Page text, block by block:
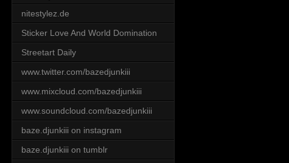
nitestylez.de
Sticker Love And World Domination
Streetart Daily
www.twitter.com/bazedjunkiii
www.mixcloud.com/bazedjunkiii
www.soundcloud.com/bazedjunkiii
baze.djunkiii on instagram
baze.djunkiii on tumblr